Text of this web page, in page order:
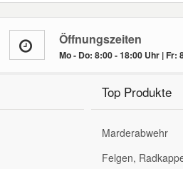
Öffnungszeiten
Mo - Do: 8:00 - 18:00 Uhr | Fr:
Top Produkte
Marderabwehr
Felgen,